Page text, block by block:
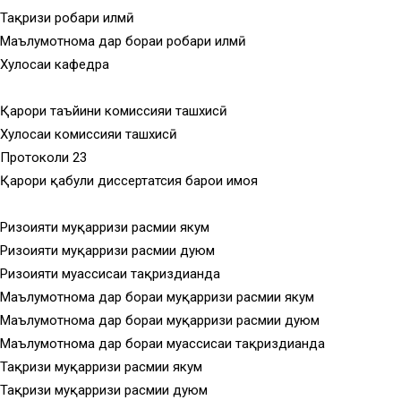
Тақризи роҳбари илмӣ
Маълумотнома дар бораи роҳбари илмӣ
Хулосаи кафедра
Қарори таъйини комиссияи ташхисӣ
Хулосаи комиссияи ташхисӣ
Протоколи 23
Қарори қабули диссертатсия барои ҳимоя
Ризоияти муқарризи расмии якум
Ризоияти муқарризи расмии дуюм
Ризоияти муассисаи тақриздиҳанда
Маълумотнома дар бораи муқарризи расмии якум
Маълумотнома дар бораи муқарризи расмии дуюм
Маълумотнома дар бораи муассисаи тақриздиҳанда
Тақризи муқарризи расмии якум
Тақризи муқарризи расмии дуюм